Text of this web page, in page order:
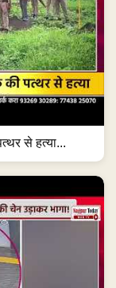
से हत्या...